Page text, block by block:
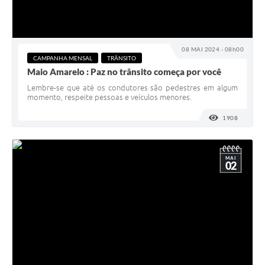
08 MAI 2024 - 08h00
CAMPANHA MENSAL TRÂNSITO
Maio Amarelo : Paz no trânsito começa por você
Lembre-se que até os condutores são pedestres em algum
momento, respeite pessoas e veículos menores.
1908
MAI
02